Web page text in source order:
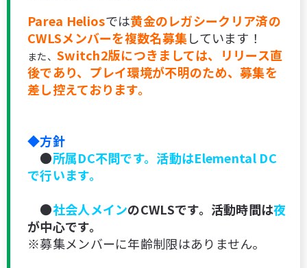
Parea Heliosでは黄金のレガシークリア済の
CWLSメンバーを複数名募集しています！
また、 Switch2版につきましては、リリース直
後であり、プレイ環境が不明のため、募集を
差し控えております。
◆方針
●所属DC不問です。活動はElemental DC
で行います。
●社会人メインのCWLSです。活動時間は夜
が中心です。
※募集メンバーに年齢制限はありません。